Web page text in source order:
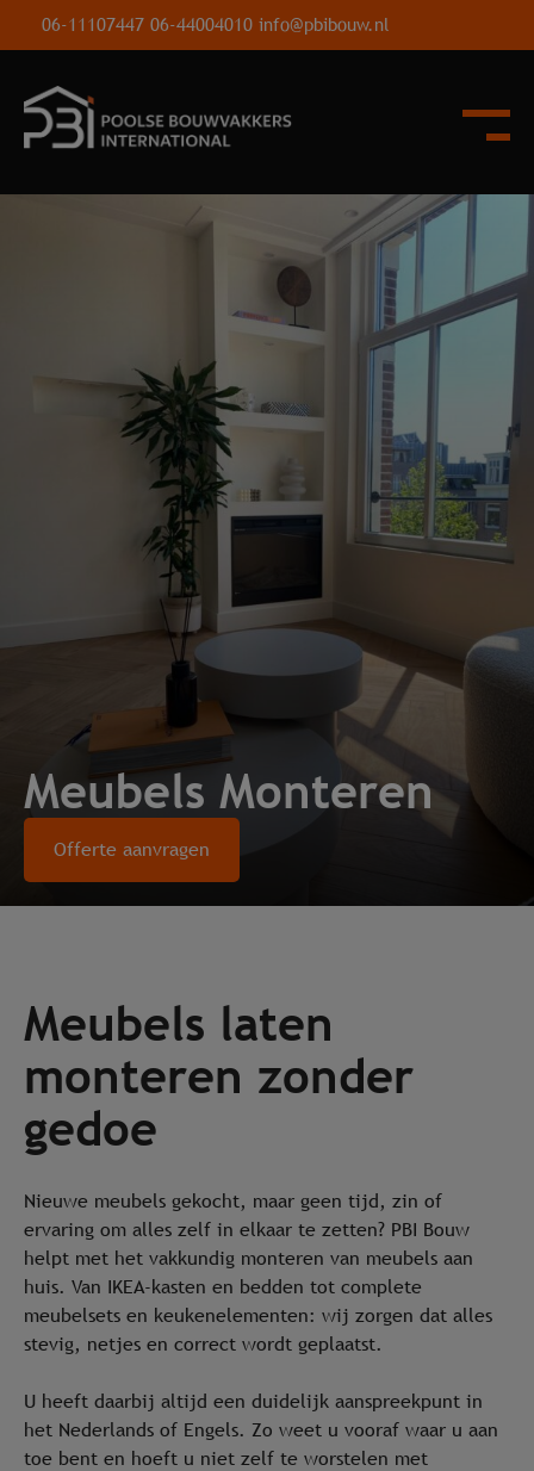
06-11107447 06-44004010 info@pbibouw.nl
Meubels Monteren
Offerte aanvragen
Meubels laten
monteren zonder
gedoe
Nieuwe meubels gekocht, maar geen tijd, zin of
ervaring om alles zelf in elkaar te zetten? PBI Bouw
helpt met het vakkundig monteren van meubels aan
huis. Van IKEA-kasten en bedden tot complete
meubelsets en keukenelementen: wij zorgen dat alles
stevig, netjes en correct wordt geplaatst.
U heeft daarbij altijd een duidelijk aanspreekpunt in
het Nederlands of Engels. Zo weet u vooraf waar u aan
toe bent en hoeft u niet zelf te worstelen met